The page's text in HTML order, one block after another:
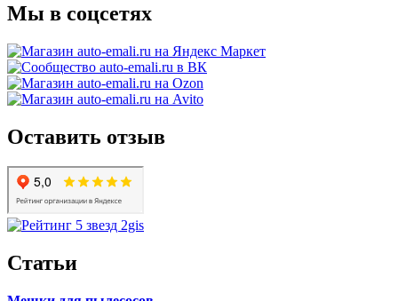
Мы в соцсетях
Оставить отзыв
Статьи